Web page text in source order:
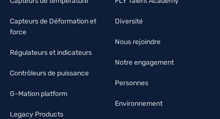
Capteurs de Déformation et
force
Régulateurs et indicateurs
Contrôleurs de puissance
G-Mation platform
Legacy Products
Diversité
Nous rejoindre
Notre engagement
Personnes
Environnement